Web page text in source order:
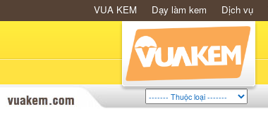
VUA KEM Dạy làm kem Dịch vụ